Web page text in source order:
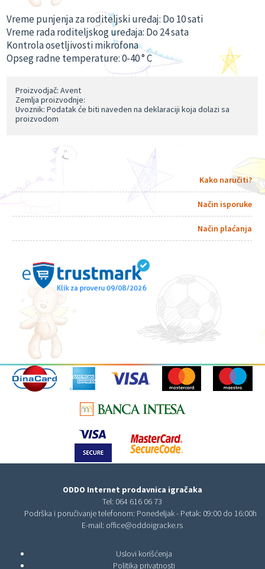
Vreme punjenja za roditeljski uređaj: Do 10 sati
Vreme rada roditeljskog uređaja: Do 24 sata
Kontrola osetljivosti mikrofona
Opseg radne temperature: 0-40 ° C
Proizvodjač: Avent
Zemlja proizvodnje:
Uvoznik: Podatak će biti naveden na deklaraciji koja dolazi sa
proizvodom
Kako naručiti?
Način isporuke
Način plaćanja
ODDO Internet prodavnica igračaka
Tel: 064 616 06 73
Podrška i poručivanje telefonom: Ponedeljak - Petak: 09:00 do 16:00h
E-mail: office@oddoigracke.rs
Uslovi korišćenja
Politika privatnosti